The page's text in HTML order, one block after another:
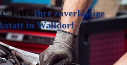
LuxIhre zuverlässige
in Walldorf